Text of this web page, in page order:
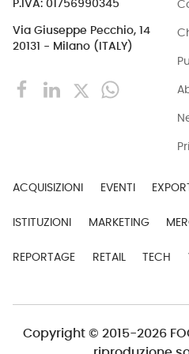
P.IVA: 01756990345
Via Giuseppe Pecchio, 14
20131 - Milano (ITALY)
ACQUISIZIONI EVENTI
ISTITUZIONI MARKETING
REPORTAGE RETAIL TECH
Copyright © 2015-2026